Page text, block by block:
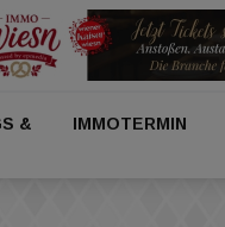
&
IMMOTERMIN